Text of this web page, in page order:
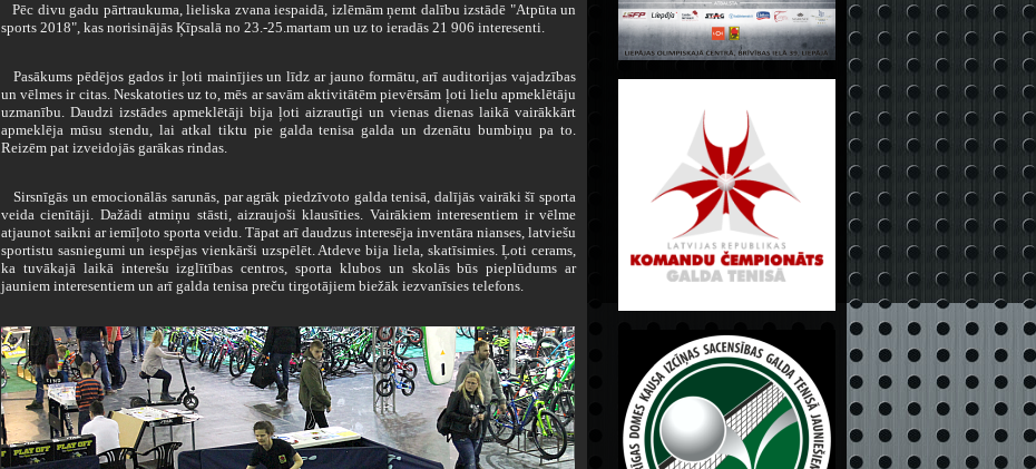
Pēc divu gadu pārtraukuma, lieliska zvana iespaidā, izlēmām ņemt dalību izstādē "Atpūta un
sports 2018", kas norisinājās Ķīpsalā no 23.-25.martam un uz to ieradās 21 906 interesenti.
Pasākums pēdējos gados ir ļoti mainījies un līdz ar jauno formātu, arī auditorijas vajadzības
un vēlmes ir citas. Neskatoties uz to, mēs ar savām aktivitātēm pievērsām ļoti lielu apmeklētāju
uzmanību. Daudzi izstādes apmeklētāji bija ļoti aizrautīgi un vienas dienas laikā vairākkārt
apmeklēja mūsu stendu, lai atkal tiktu pie galda tenisa galda un dzenātu bumbiņu pa to.
Reizēm pat izveidojās garākas rindas.
Sirsnīgās un emocionālās sarunās, par agrāk piedzīvoto galda tenisā, dalījās vairāki šī sporta
veida cienītāji. Dažādi atmiņu stāsti, aizraujoši klausīties. Vairākiem interesentiem ir vēlme
atjaunot saikni ar iemīļoto sporta veidu. Tāpat arī daudzus interesēja inventāra nianses, latviešu
sportistu sasniegumi un iespējas vienkārši uzspēlēt. Atdeve bija liela, skatīsimies. Ļoti cerams,
ka tuvākajā laikā interešu izglītības centros, sporta klubos un skolās būs pieplūdums ar
jauniem interesentiem un arī galda tenisa preču tirgotājiem biežāk iezvanīsies telefons.